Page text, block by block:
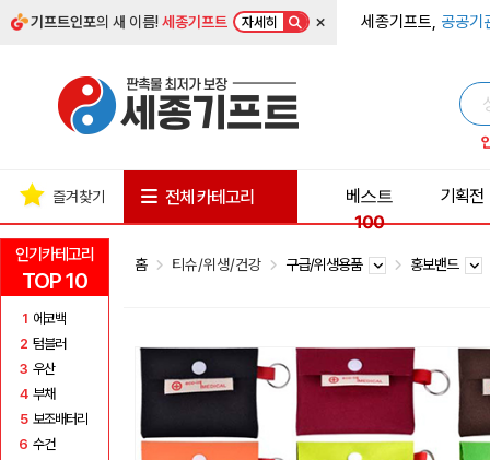
기프트인포의 새 이름!세종기프트 자세히 × 세종기프트, 공공기
인기카테고리
TOP 10
1 에코백
2 텀블러
3 우산
4 부채
5 보조배터리
6 수건
즐겨찾기 전체 카테고리
베스트
100
기획전
홈 티슈/위생/건강 구급/위생용품 홍보밴드